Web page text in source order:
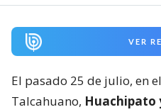
VER
El pasado 25 de julio, en
Talcahuano, Huachipato